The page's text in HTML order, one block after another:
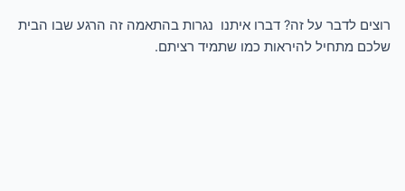
רוצים לדבר על זה? דברו איתנו נגרות בהתאמה זה הרגע שבו הבית
שלכם מתחיל להיראות כמו שתמיד רציתם.